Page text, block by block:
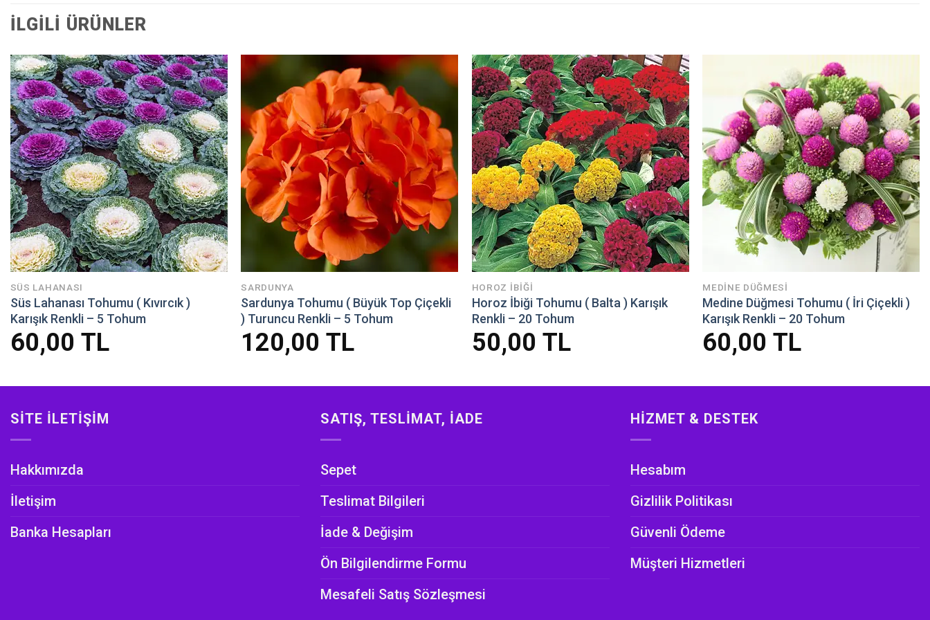
İLGILI ÜRÜNLER
SÜS LAHANASI
Süs Lahanası Tohumu ( Kıvırcık )
Karışık Renkli – 5 Tohum
60,00 TL
SARDUNYA
Sardunya Tohumu ( Büyük Top Çiçekli
) Turuncu Renkli – 5 Tohum
120,00TL
HOROZ İBIĞI
Horoz İbiği Tohumu ( Balta ) Karışık
Renkli – 20 Tohum
50,00 TL
MEDINE DÜĞMESI
Medine Düğmesi Tohumu ( İri Çiçekli )
Karışık Renkli – 20 Tohum
60,00TL
SITE İLETIŞIM
Hakkımızda
İletişim
Banka Hesapları
SATIŞ, TESLIMAT, İADE
Sepet
Teslimat Bilgileri
İade & Değişim
Ön Bilgilendirme Formu
Mesafeli Satış Sözleşmesi
HIZMET & DESTEK
Hesabım
Gizlilik Politikası
Güvenli Ödeme
Müşteri Hizmetleri